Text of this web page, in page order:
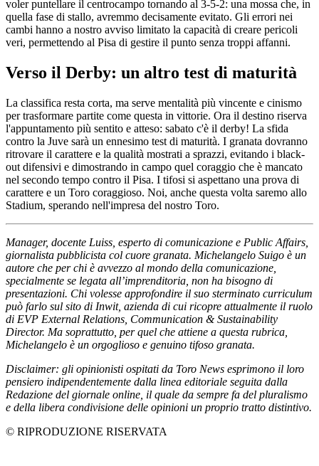
voler puntellare il centrocampo tornando al 3-5-2: una mossa che, in
quella fase di stallo, avremmo decisamente evitato. Gli errori nei
cambi hanno a nostro avviso limitato la capacità di creare pericoli
veri, permettendo al Pisa di gestire il punto senza troppi affanni.
Verso il Derby: un altro test di maturità
La classifica resta corta, ma serve mentalità più vincente e cinismo
per trasformare partite come questa in vittorie. Ora il destino riserva
l'appuntamento più sentito e atteso: sabato c'è il derby! La sfida
contro la Juve sarà un ennesimo test di maturità. I granata dovranno
ritrovare il carattere e la qualità mostrati a sprazzi, evitando i black-
out difensivi e dimostrando in campo quel coraggio che è mancato
nel secondo tempo contro il Pisa. I tifosi si aspettano una prova di
carattere e un Toro coraggioso. Noi, anche questa volta saremo allo
Stadium, sperando nell'impresa del nostro Toro.
Manager, docente Luiss, esperto di comunicazione e Public Affairs,
giornalista pubblicista col cuore granata. Michelangelo Suigo è un
autore che per chi è avvezzo al mondo della comunicazione,
specialmente se legata all’imprenditoria, non ha bisogno di
presentazioni. Chi volesse approfondire il suo sterminato curriculum
può farlo sul sito di Inwit, azienda di cui ricopre attualmente il ruolo
di EVP External Relations, Communication & Sustainability
Director. Ma soprattutto, per quel che attiene a questa rubrica,
Michelangelo è un orgoglioso e genuino tifoso granata.
Disclaimer: gli opinionisti ospitati da Toro News esprimono il loro
pensiero indipendentemente dalla linea editoriale seguita dalla
Redazione del giornale online, il quale da sempre fa del pluralismo
e della libera condivisione delle opinioni un proprio tratto distintivo.
© RIPRODUZIONE RISERVATA